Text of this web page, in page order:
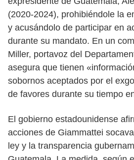
(2020-2024), prohibiéndole la
y acusándolo de participar en
durante su mandato. En un
Miller, portavoz del
asegura que tienen
sobornos aceptados por el
de favores durante su tiempo
El gobierno estadounidense
acciones de Giammattei
ley y la transparencia